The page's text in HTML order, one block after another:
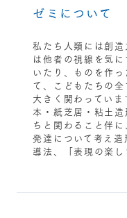
ゼミについて
私たち人類には創
は他者の視線を気
いたり、ものを作
て、こどもたちの
大きく関わってい
本・紙芝居・粘土
ちと関わること伴
発達について考え
導法、「表現の楽